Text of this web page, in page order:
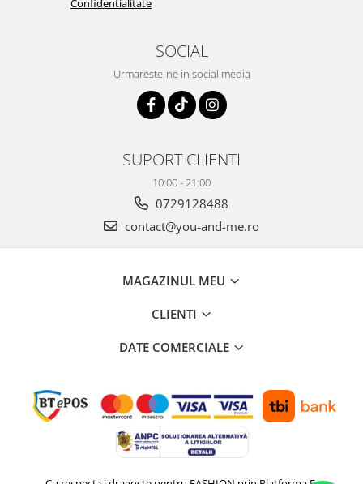
Confidentialitate
SOCIAL
Urmareste-ne in social media
SUPORT CLIENTI
10:00 - 21:00
0729128488
contact@you-and-me.ro
MAGAZINUL MEU
CLIENTI
DATE COMERCIALE